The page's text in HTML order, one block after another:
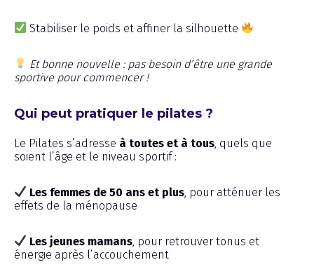
Stabiliser le poids et affiner la silhouette
Et bonne nouvelle : pas besoin d’être une grande
sportive pour commencer !
Qui peut pratiquer le pilates ?
Le Pilates s’adresse à toutes et à tous , quels que
soient l’âge et le niveau sportif :
Les femmes de 50 ans et plus , pour atténuer les
effets de la ménopause
Les jeunes mamans , pour retrouver tonus et
énergie après l’accouchement